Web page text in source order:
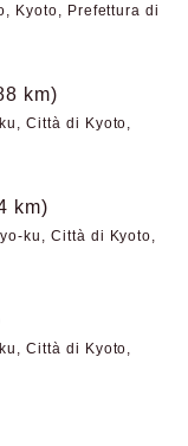
Kyoto, Prefettura di
km)
Città di Kyoto,
km)
ku, Città di Kyoto,
Città di Kyoto,